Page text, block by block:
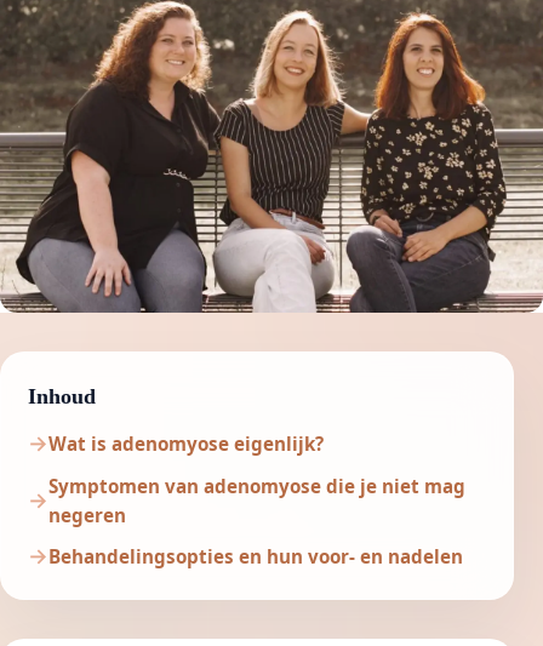
Inhoud
Wat is adenomyose eigenlijk?
Symptomen van adenomyose die je niet mag
negeren
Behandelingsopties en hun voor- en nadelen